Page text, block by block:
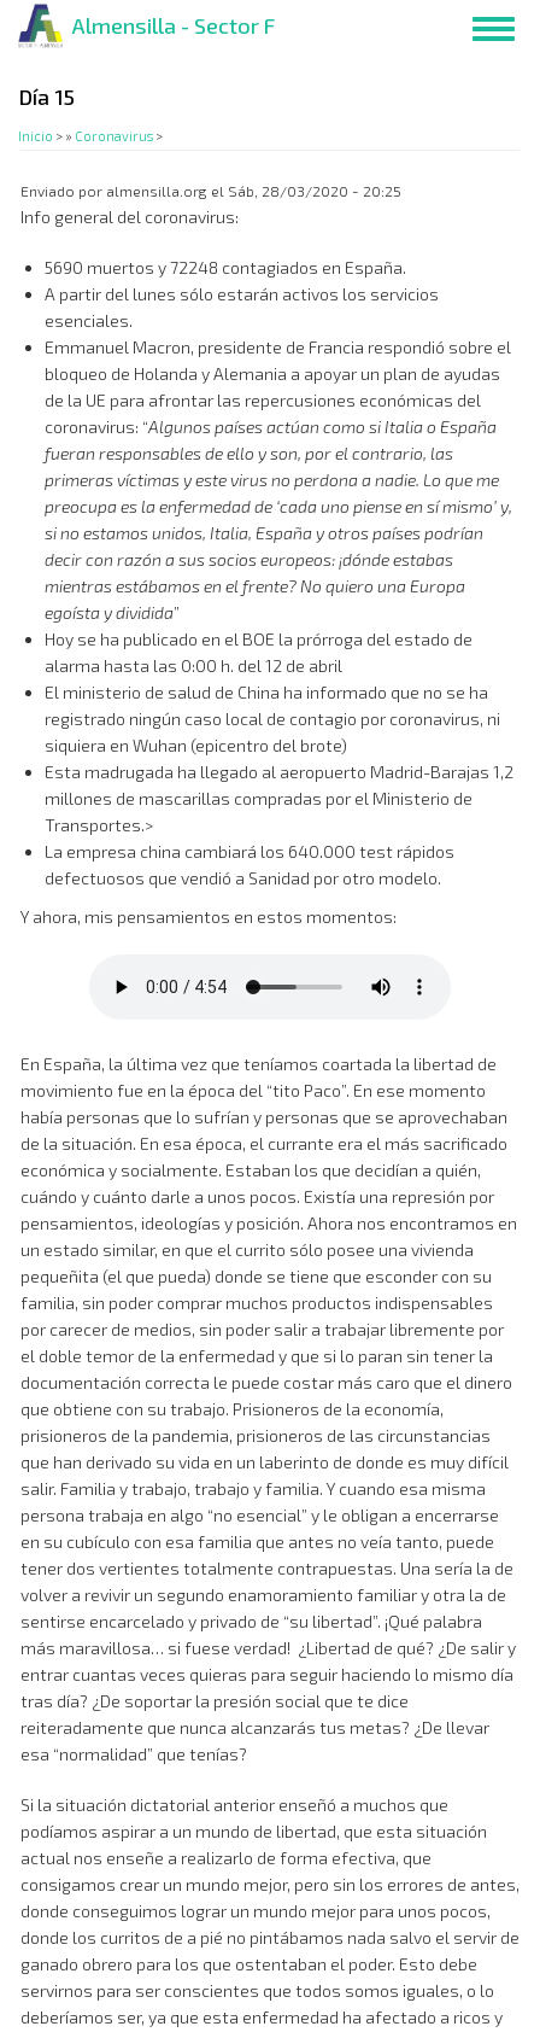
Pasar
principal
Almensilla - Sector F
Día 15
Inicio > Coronavirus >
Enviado por almensilla.org el Sáb, 28/03/2020 - 20:25
Info general del coronavirus:
5690 muertos y 72248 contagiados en España.
A partir del lunes sólo estarán activos los servicios
esenciales.
Emmanuel Macron, presidente de Francia respondió sobre el
bloqueo de Holanda y Alemania a apoyar un plan de ayudas
de la UE para afrontar las repercusiones económicas del
coronavirus: “Algunos países actúan como si Italia o España
fueran responsables de ello y son, por el contrario, las
primeras víctimas y este virus no perdona a nadie. Lo que me
preocupa es la enfermedad de ‘cada uno piense en sí mismo’ y,
si no estamos unidos, Italia, España y otros países podrían
decir con razón a sus socios europeos: ¡dónde estabas
mientras estábamos en el frente? No quiero una Europa
egoísta y dividida”
Hoy se ha publicado en el BOE la prórroga del estado de
alarma hasta las 0:00 h. del 12 de abril
El ministerio de salud de China ha informado que no se ha
registrado ningún caso local de contagio por coronavirus, ni
siquiera en Wuhan (epicentro del brote)
Esta madrugada ha llegado al aeropuerto Madrid-Barajas 1,2
millones de mascarillas compradas por el Ministerio de
Transportes.>
La empresa china cambiará los 640.000 test rápidos
defectuosos que vendió a Sanidad por otro modelo.
Y ahora, mis pensamientos en estos momentos:
En España, la última vez que teníamos coartada la libertad de
movimiento fue en la época del “tito Paco”. En ese momento
había personas que lo sufrían y personas que se aprovechaban
de la situación. En esa época, el currante era el más sacrificado
económica y socialmente. Estaban los que decidían a quién,
cuándo y cuánto darle a unos pocos. Existía una represión por
pensamientos, ideologías y posición. Ahora nos encontramos en
un estado similar, en que el currito sólo posee una vivienda
pequeñita (el que pueda) donde se tiene que esconder con su
familia, sin poder comprar muchos productos indispensables
por carecer de medios, sin poder salir a trabajar libremente por
el doble temor de la enfermedad y que si lo paran sin tener la
documentación correcta le puede costar más caro que el dinero
que obtiene con su trabajo. Prisioneros de la economía,
prisioneros de la pandemia, prisioneros de las circunstancias
que han derivado su vida en un laberinto de donde es muy difícil
salir. Familia y trabajo, trabajo y familia. Y cuando esa misma
persona trabaja en algo “no esencial” y le obligan a encerrarse
en su cubículo con esa familia que antes no veía tanto, puede
tener dos vertientes totalmente contrapuestas. Una sería la de
volver a revivir un segundo enamoramiento familiar y otra la de
sentirse encarcelado y privado de “su libertad”. ¡Qué palabra
más maravillosa… si fuese verdad! ¿Libertad de qué? ¿De salir y
entrar cuantas veces quieras para seguir haciendo lo mismo día
tras día? ¿De soportar la presión social que te dice
reiteradamente que nunca alcanzarás tus metas? ¿De llevar
esa “normalidad” que tenías?
Si la situación dictatorial anterior enseñó a muchos que
podíamos aspirar a un mundo de libertad, que esta situación
actual nos enseñe a realizarlo de forma efectiva, que
consigamos crear un mundo mejor, pero sin los errores de antes,
donde conseguimos lograr un mundo mejor para unos pocos,
donde los curritos de a pié no pintábamos nada salvo el servir de
ganado obrero para los que ostentaban el poder. Esto debe
servirnos para ser conscientes que todos somos iguales, o lo
deberíamos ser, ya que esta enfermedad ha afectado a ricos y